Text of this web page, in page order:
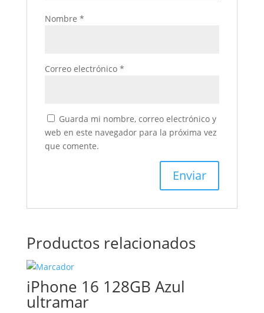
Nombre *
Correo electrónico *
Guarda mi nombre, correo electrónico y
web en este navegador para la próxima vez
que comente.
Productos relacionados
iPhone 16 128GB Azul
ultramar